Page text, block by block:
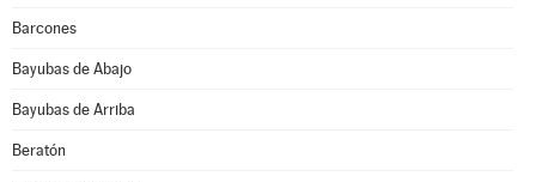
Barcones
Bayubas de Abajo
Bayubas de Arriba
Beratón